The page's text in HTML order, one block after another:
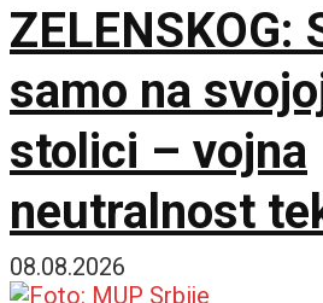
ZELENSKOG:
samo na
stolici – vojna
neutralnost
dobija na
08.08.2026